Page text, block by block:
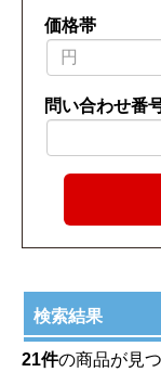
価格帯
問い合わせ番
検索結果
21件の商品が見